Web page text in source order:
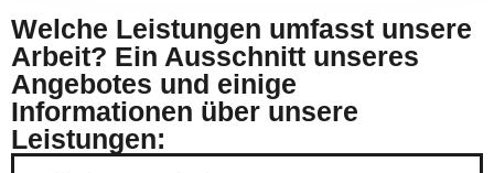
Welche Leistungen umfasst unsere
Arbeit? Ein Ausschnitt unseres
Angebotes und einige
Informationen über unsere
Leistungen: